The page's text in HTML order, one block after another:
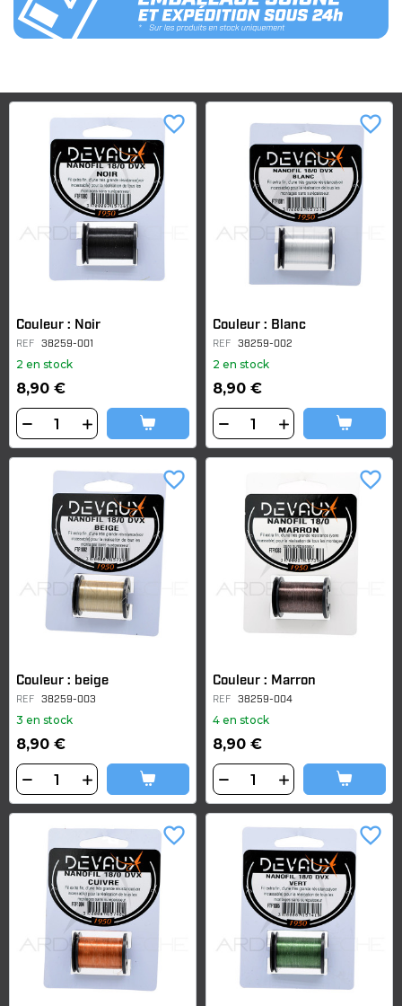
Couleur : Noir
REF 38259-001
2 en stock
8,90 €
favorite_border
Couleur : Blanc
REF 38259-002
2 en stock
8,90 €
favorite_border
Couleur : beige
REF 38259-003
3 en stock
8,90 €
favorite_border
Couleur : Marron
REF 38259-004
4 en stock
8,90 €
favorite_border
favorite_border favorite_border